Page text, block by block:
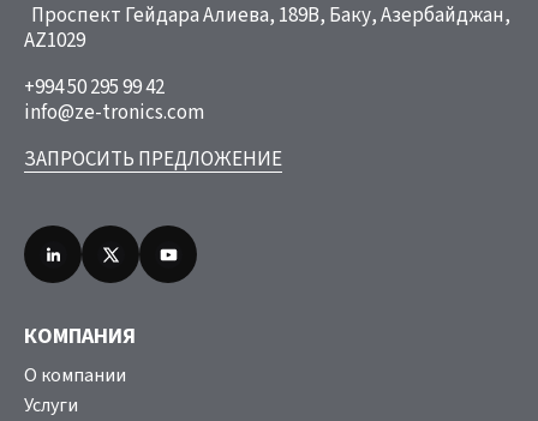
Проспект Гейдара Алиева, 189B, Баку, Азербайджан,
AZ1029
+994 50 295 99 42
info@ze-tronics.com
ЗАПРОСИТЬ ПРЕДЛОЖЕНИЕ
КОМПАНИЯ
О компании
Услуги